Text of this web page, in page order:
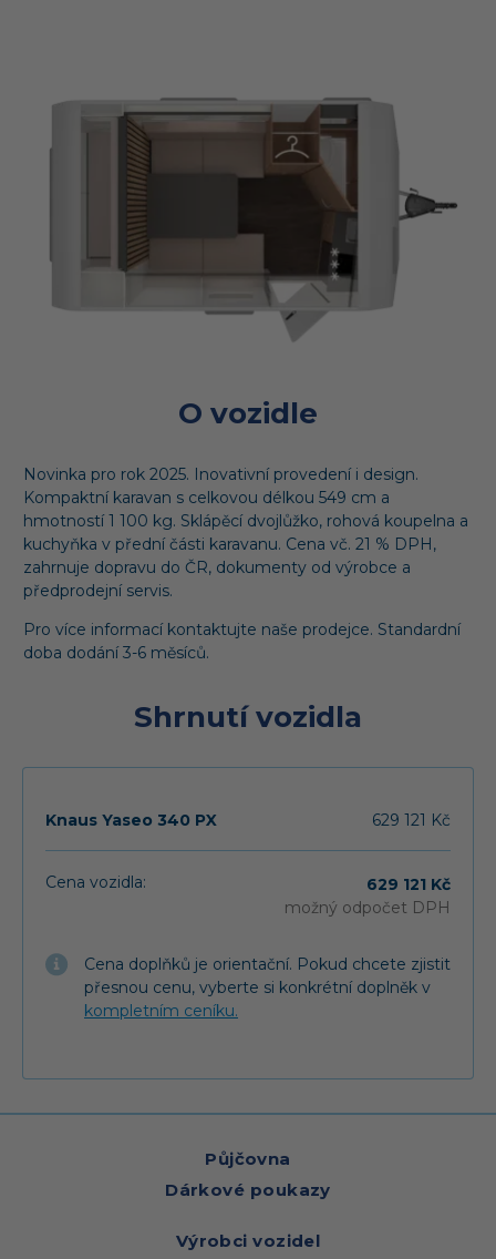
O vozidle
Novinka pro rok 2025. Inovativní provedení i design.
Kompaktní karavan s celkovou délkou 549 cm a
hmotností 1 100 kg. Sklápěcí dvojlůžko, rohová koupelna a
kuchyňka v přední části karavanu. Cena vč. 21 % DPH,
zahrnuje dopravu do ČR, dokumenty od výrobce a
předprodejní servis.
Pro více informací kontaktujte naše prodejce. Standardní
doba dodání 3-6 měsíců.
Shrnutí vozidla
Knaus Yaseo 340 PX 629 121 Kč
Cena vozidla:
629 121 Kč
možný odpočet DPH
Cena doplňků je orientační. Pokud chcete zjistit
přesnou cenu, vyberte si konkrétní doplněk v
kompletním ceníku.
Půjčovna
Dárkové poukazy
Výrobci vozidel